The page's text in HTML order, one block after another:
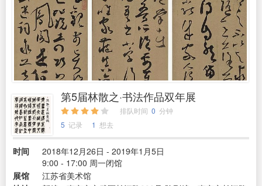
第5届林散之·书法作品双年展
排队时间 0 分钟
5 记录 1 想去
时间
2018年12月26日 - 2019年1月5日
9:00 - 17:00 周一闭馆
展馆
江苏省美术馆